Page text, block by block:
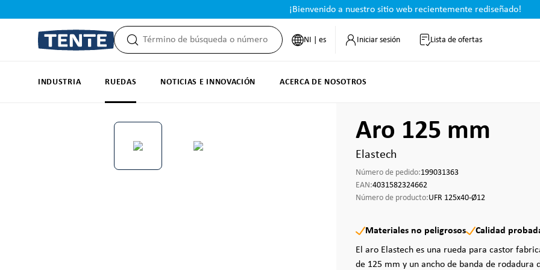
¡Bienvenido a nuestro sitio web recientemente rediseñado!
NI | es Iniciar sesión Lista de ofertas
INDUSTRIA RUEDAS NOTICIAS E INNOVACIÓN ACERCA DE NOSOTROS
Omitir galería de imágenes Aro 125 mm
Elastech
Número de pedido:199031363
EAN:4031582324662
Número de producto:UFR 125x40-Ø12
Materiales no peligrosos
Calidad
El aro Elastech es una rueda para castor
de 125 mm y un ancho de banda de rodadura